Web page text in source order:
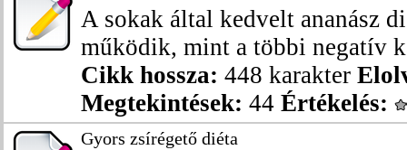
A sokak által kedvelt ananász
működik, mint a többi negatív
Cikk hossza: 448 karakter
Megtekintések: 44 Értékelés:
Gyors zsírégető diéta